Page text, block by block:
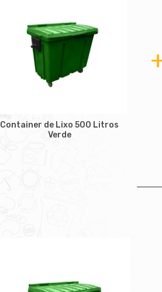
Container de Lixo 500 Litros
Verde